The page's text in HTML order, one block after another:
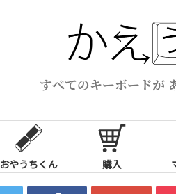
すべてのキーボードが
おやうちくん 購入